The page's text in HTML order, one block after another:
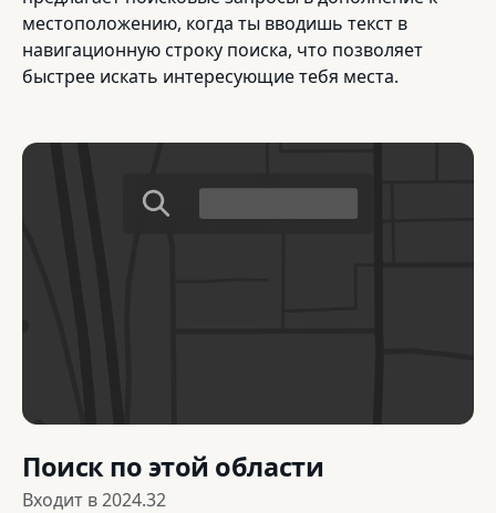
местоположению, когда ты вводишь текст в
навигационную строку поиска, что позволяет
быстрее искать интересующие тебя места.
Поиск по этой области
Входит в2024.32